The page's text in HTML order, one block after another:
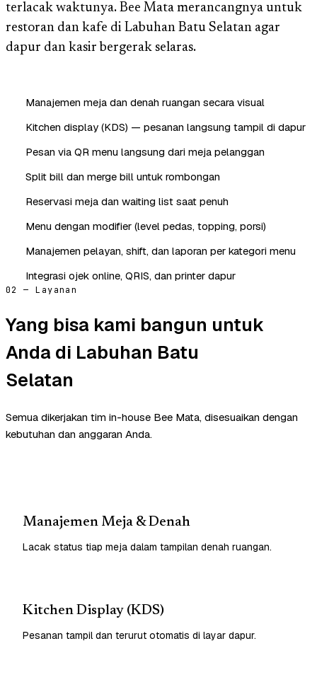
terlacak waktunya. Bee Mata merancangnya untuk
restoran dan kafe di Labuhan Batu Selatan agar
dapur dan kasir bergerak selaras.
Manajemen meja dan denah ruangan secara visual
Kitchen display (KDS) — pesanan langsung tampil di dapur
Pesan via QR menu langsung dari meja pelanggan
Split bill dan merge bill untuk rombongan
Reservasi meja dan waiting list saat penuh
Menu dengan modifier (level pedas, topping, porsi)
Manajemen pelayan, shift, dan laporan per kategori menu
Integrasi ojek online, QRIS, dan printer dapur
02 — Layanan
Yang bisa kami bangun untuk
Anda di Labuhan Batu
Selatan
Semua dikerjakan tim in-house Bee Mata, disesuaikan dengan
kebutuhan dan anggaran Anda.
Manajemen Meja & Denah
Lacak status tiap meja dalam tampilan denah ruangan.
Kitchen Display (KDS)
Pesanan tampil dan terurut otomatis di layar dapur.